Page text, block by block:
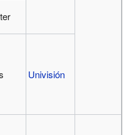
Univisión